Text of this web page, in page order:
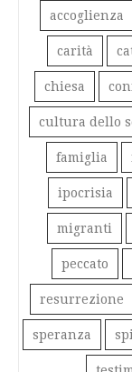
accoglienza
carità
chiesa
cultura dello
famiglia
ipocrisia
migranti
peccato
resurrezione
speranza